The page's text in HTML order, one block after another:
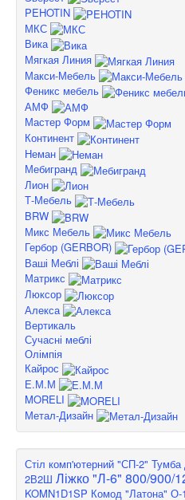
PEHOTIN
МКС
Вика
Мягкая Линия
Макси-Мебель
Феникс мебель
АМФ
Мастер Форм
Континент
Неман
Мебигранд
Лион
Т-Мебель
BRW
Микс Мебель
Гербор (GERBOR)
Ваші Меблі
Матрикс
Люксор
Алекса
Вертикаль
Сучасні меблі
Олімпія
Кайрос
Е.М.М
MORELI
Метал-Дизайн
Стіл комп'ютерний "СП-2" Тумба
2В2Ш Ліжко "Л-6" 800/900/
KOMN1D1SP Комод "Латона" О-